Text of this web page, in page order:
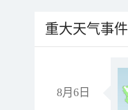
重大天气事件
8月6日